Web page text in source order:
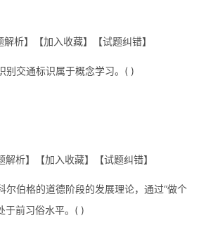
析】【加入收藏】【试题纠错】
别交通标识属于概念学习。( )
析】【加入收藏】【试题纠错】
尔伯格的道德阶段的发展理论，通过“做个
于前习俗水平。( )